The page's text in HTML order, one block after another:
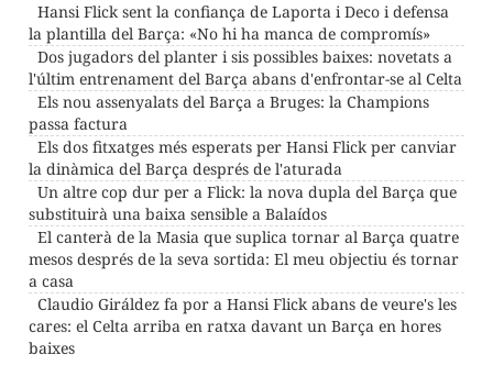
Hansi Flick sent la confiança de Laporta i Deco i defensa
la plantilla del Barça: «No hi ha manca de compromís»
Dos jugadors del planter i sis possibles baixes: novetats a
l'últim entrenament del Barça abans d'enfrontar-se al Celta
Els nou assenyalats del Barça a Bruges: la Champions
passa factura
Els dos fitxatges més esperats per Hansi Flick per canviar
la dinàmica del Barça després de l'aturada
Un altre cop dur per a Flick: la nova dupla del Barça que
substituirà una baixa sensible a Balaídos
El canterà de la Masia que suplica tornar al Barça quatre
mesos després de la seva sortida: El meu objectiu és tornar
a casa
Claudio Giráldez fa por a Hansi Flick abans de veure's les
cares: el Celta arriba en ratxa davant un Barça en hores
baixes